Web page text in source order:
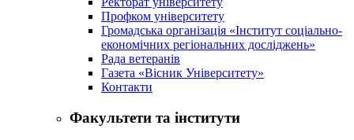
Профком університету
Громадська організація «Інститут соціально-
економічних регіональних досліджень»
Рада ветеранів
Газета «Вісник Університету»
Контакти
Факультети та інститути